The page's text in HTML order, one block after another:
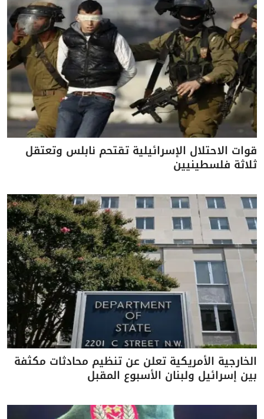
قوات الاحتلال الإسرائيلية تقتحم نابلس وتعتقل
ثلاثة فلسطينيين
الخارجية الأمريكية تعلن عن تنظيم محادثات مكثفة
بين إسرائيل ولبنان الأسبوع المقبل